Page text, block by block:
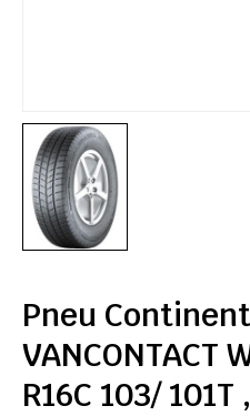
Pneu
VANCONTACT
R16C 103/ 101T